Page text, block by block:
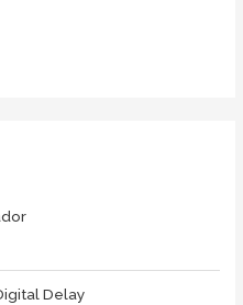
Delay